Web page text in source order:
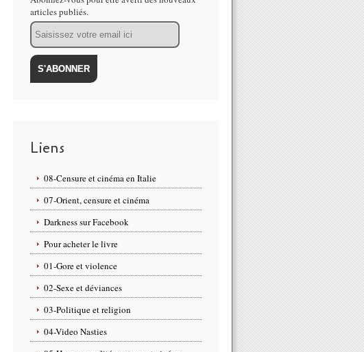
articles publiés.
Email
Liens
08-Censure et cinéma en Italie
07-Orient, censure et cinéma
Darkness sur Facebook
Pour acheter le livre
01-Gore et violence
02-Sexe et déviances
03-Politique et religion
04-Video Nasties